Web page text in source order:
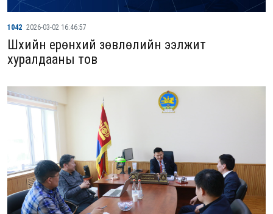
1042 2026-03-02 16:46:57
Шүүхийн ерөнхий зөвлөлийн ээлжит
хуралдааны тов